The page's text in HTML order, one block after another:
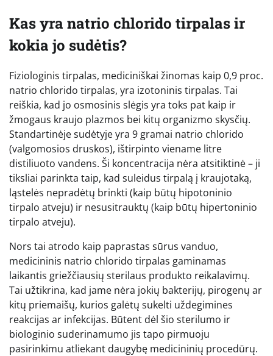
Kas yra natrio chlorido tirpalas ir
kokia jo sudėtis?
Fiziologinis tirpalas, mediciniškai žinomas kaip 0,9 proc.
natrio chlorido tirpalas, yra izotoninis tirpalas. Tai
reiškia, kad jo osmosinis slėgis yra toks pat kaip ir
žmogaus kraujo plazmos bei kitų organizmo skysčių.
Standartinėje sudėtyje yra 9 gramai natrio chlorido
(valgomosios druskos), ištirpinto viename litre
distiliuoto vandens. Ši koncentracija nėra atsitiktinė – ji
tiksliai parinkta taip, kad suleidus tirpalą į kraujotaką,
ląstelės nepradėtų brinkti (kaip būtų hipotoninio
tirpalo atveju) ir nesusitrauktų (kaip būtų hipertoninio
tirpalo atveju).
Nors tai atrodo kaip paprastas sūrus vanduo,
medicininis natrio chlorido tirpalas gaminamas
laikantis griežčiausių sterilaus produkto reikalavimų.
Tai užtikrina, kad jame nėra jokių bakterijų, pirogenų ar
kitų priemaišų, kurios galėtų sukelti uždegimines
reakcijas ar infekcijas. Būtent dėl šio sterilumo ir
biologinio suderinamumo jis tapo pirmuoju
pasirinkimu atliekant daugybę medicininių procedūrų.